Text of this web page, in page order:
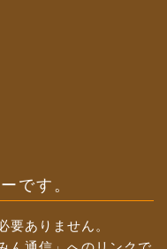
です。
要ありません。